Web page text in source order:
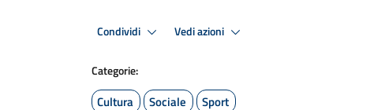
Condividi Vedi azioni
Categorie:
Cultura Sociale Sport